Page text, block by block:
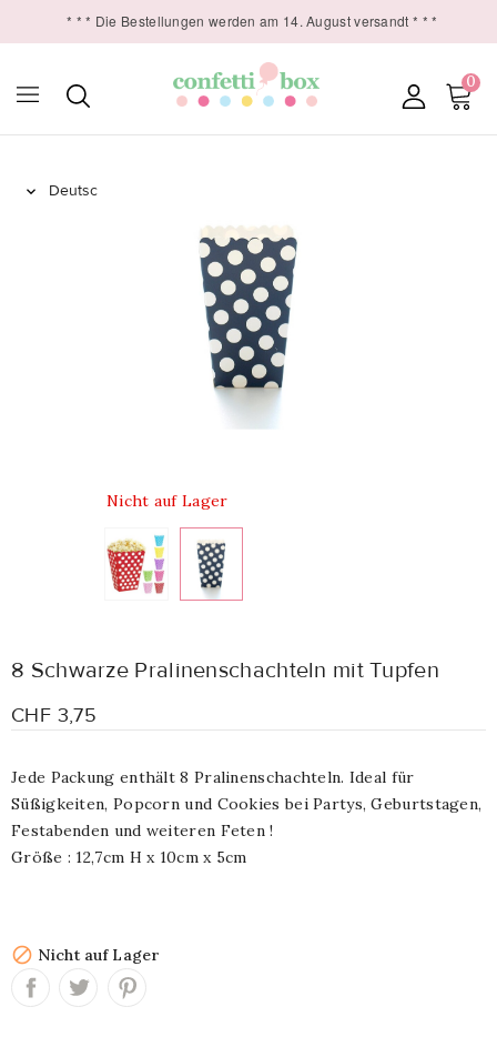
* * * Die Bestellungen werden am 14. August versandt * * *
0

Nicht auf Lager
8 Schwarze Pralinenschachteln mit Tupfen
CHF 3,75
Jede Packung enthält 8 Pralinenschachteln. Ideal für
Süßigkeiten, Popcorn und Cookies bei Partys, Geburtstagen,
Festabenden und weiteren Feten !
Größe : 12,7cm H x 10cm x 5cm
 Nicht auf Lager